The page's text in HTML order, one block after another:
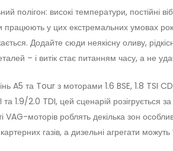
полігон: високі температури, постійні
працюють у цих екстремальних умовах
Додайте сюди неякісну оливу,
– і витік стає питанням часу, а не
A5 та Tour з моторами 1.6 BSE, 1.8 TSI
1.9/2.0 TDI, цей сценарій розігрується
VAG-моторів роблять декілька зон
газів, а дизельні агрегати можуть